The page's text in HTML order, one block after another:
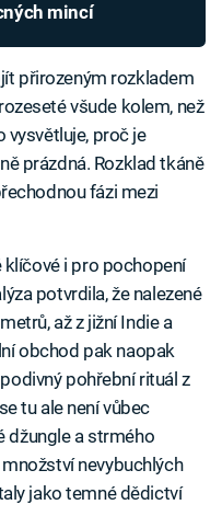
mincí
přirozeným rozkladem
všude kolem, než
vysvětluje, proč je
prázdná. Rozklad tkáně
fázi mezi
i pro pochopení
potvrdila, že nalezené
až z jižní Indie a
obchod pak naopak
pohřební rituál z
tu ale není vůbec
džungle a strmého
nevybuchlých
jako temné dědictví